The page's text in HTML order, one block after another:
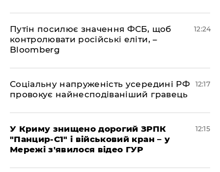
Путін посилює значення ФСБ, щоб
контролювати російські еліти, –
Bloomberg
12:24
Соціальну напруженість усередині РФ
провокує найнесподіваніший гравець
12:17
У Криму знищено дорогий ЗРПК
"Панцир-С1" і військовий кран – у
Мережі з'явилося відео ГУР
12:15